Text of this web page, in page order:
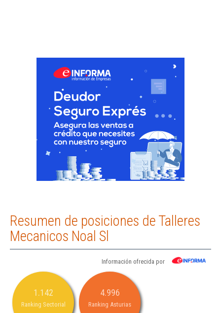
Resumen de posiciones de Talleres
Mecanicos Noal Sl
Información ofrecida por
1.142
Ranking Sectorial
4.996
Ranking Asturias